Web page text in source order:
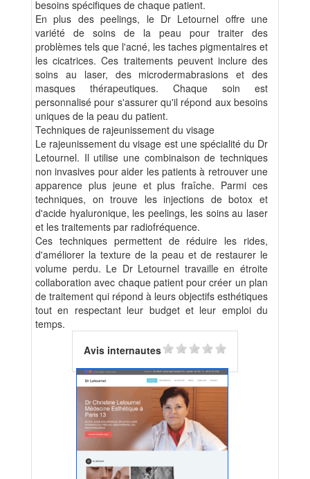
besoins spécifiques de chaque patient.
En plus des peelings, le Dr Letournel offre une
variété de soins de la peau pour traiter des
problèmes tels que l'acné, les taches pigmentaires et
les cicatrices. Ces traitements peuvent inclure des
soins au laser, des microdermabrasions et des
masques thérapeutiques. Chaque soin est
personnalisé pour s'assurer qu'il répond aux besoins
uniques de la peau du patient.
Techniques de rajeunissement du visage
Le rajeunissement du visage est une spécialité du Dr
Letournel. Il utilise une combinaison de techniques
non invasives pour aider les patients à retrouver une
apparence plus jeune et plus fraîche. Parmi ces
techniques, on trouve les injections de botox et
d'acide hyaluronique, les peelings, les soins au laser
et les traitements par radiofréquence.
Ces techniques permettent de réduire les rides,
d'améliorer la texture de la peau et de restaurer le
volume perdu. Le Dr Letournel travaille en étroite
collaboration avec chaque patient pour créer un plan
de traitement qui répond à leurs objectifs esthétiques
tout en respectant leur budget et leur emploi du
temps.
Avis internautes